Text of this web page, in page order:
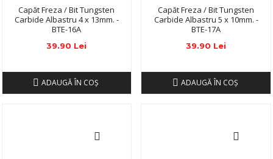
Capăt Freza / Bit Tungsten
Carbide Albastru 4 x 13mm. -
BTE-16A
39.90 Lei
ADAUGĂ ÎN COŞ
Capăt Freza / Bit Tungsten
Carbide Albastru 5 x 10mm. -
BTE-17A
39.90 Lei
ADAUGĂ ÎN COŞ